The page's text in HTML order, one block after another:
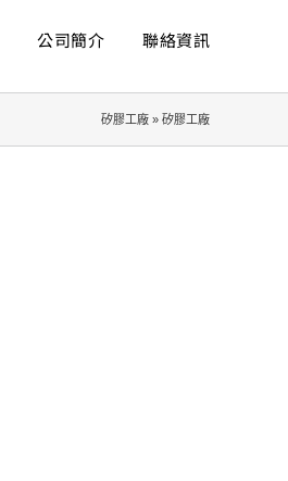
公司簡介 聯絡資訊
矽膠工廠 » 矽膠工廠